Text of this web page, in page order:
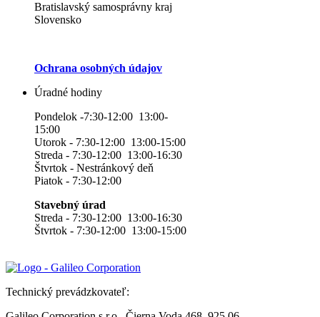
Bratislavský samosprávny kraj
Slovensko
Ochrana osobných údajov
Úradné hodiny
Pondelok -7:30-12:00 13:00-
15:00
Utorok - 7:30-12:00 13:00-15:00
Streda - 7:30-12:00 13:00-16:30
Štvrtok - Nestránkový deň
Piatok - 7:30-12:00
Stavebný úrad
Streda - 7:30-12:00 13:00-16:30
Štvrtok - 7:30-12:00 13:00-15:00
Technický prevádzkovateľ: